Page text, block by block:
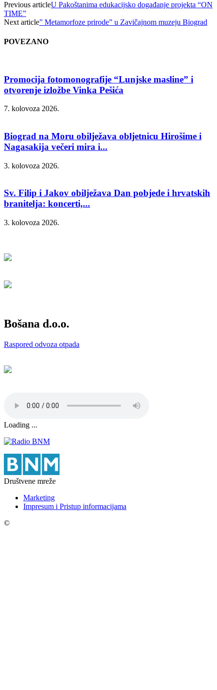
Previous articleU Pakoštanima edukacijsko događanje projekta “ON
TIME”
Next article” Metamorfoze prirode” u Zavičajnom muzeju Biograd
POVEZANO
Promocija fotomonografije “Lunjske masline” i
otvorenje izložbe Vinka Pešića
7. kolovoza 2026.
Biograd na Moru obilježava obljetnicu Hirošime i
Nagasakija večeri mira i...
3. kolovoza 2026.
Sv. Filip i Jakov obilježava Dan pobjede i hrvatskih
branitelja: koncerti,...
3. kolovoza 2026.
Bošana d.o.o.
Raspored odvoza otpada
Loading ...
Društvene mreže
Marketing
Impresum i Pristup informacijama
©